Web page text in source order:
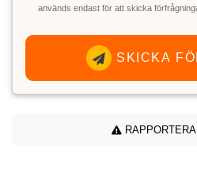
används endast för att skicka
SKICKA